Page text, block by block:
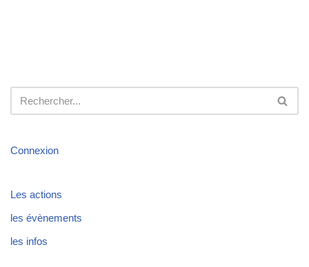
Connexion
Les actions
les évènements
les infos